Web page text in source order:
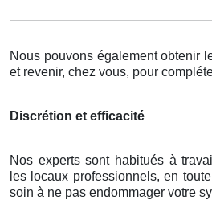
Nous pouvons également obtenir
et revenir, chez vous, pour
Discrétion et efficacité
Nos experts sont habitués à
les locaux professionnels, en
soin à ne pas endommager votre